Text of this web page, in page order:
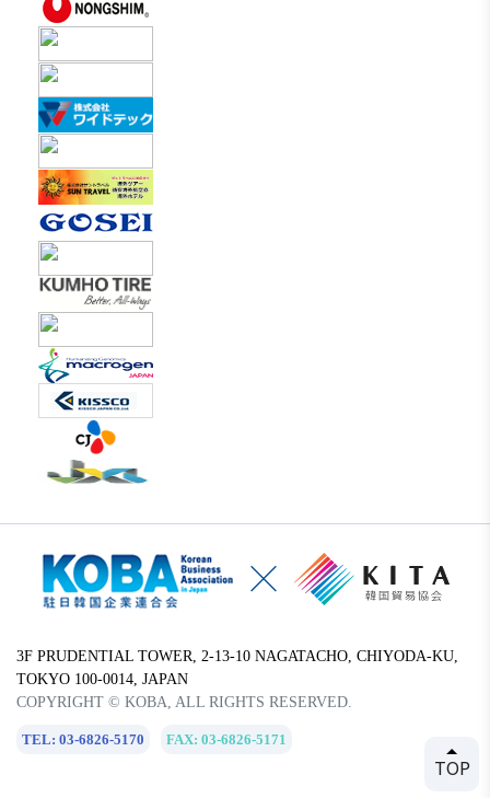
3F PRUDENTIAL TOWER, 2-13-10 NAGATACHO, CHIYODA-KU,
TOKYO 100-0014, JAPAN
COPYRIGHT © KOBA, ALL RIGHTS RESERVED.
TEL: 03-6826-5170 FAX: 03-6826-5171
TOP